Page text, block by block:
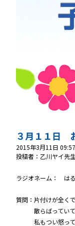
３月１１日
2015年3月11日 09:57
投稿者：乙川ヤイ先
ラジオネーム： は
質問：片付けが全く
散らばっていて歩
私もつい怒ってし